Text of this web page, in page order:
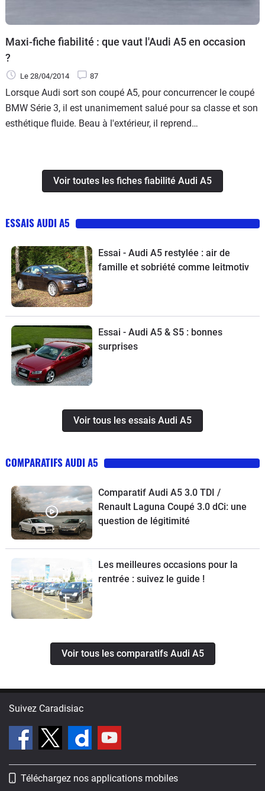
Maxi-fiche fiabilité : que vaut l'Audi A5 en occasion
?
Le 28/04/2014 87
Lorsque Audi sort son coupé A5, pour concurrencer le coupé
BMW Série 3, il est unanimement salué pour sa classe et son
esthétique fluide. Beau à l'extérieur, il reprend
bien finie et ergonomique mais certains propriétaires
auraient voulu plus d'exclusivité… Le coupé propose en tout
élégant cabriolet satisfait les amateurs. Belle qualité de
fabrication, donc, finition sérieuse, grand coffre et quatre
vraies places sont des atouts non négligeables. Les prix
élevés en occasion, une accessibilité arrière difficile et
quelques soucis de fiabilité font partie de ce qui pourra faire
réfléchir. Il faut se montrer vigilant lors d'un achat, que nous
ne vous déconseillons toutefois pas, les modèles étant petit
à petit "mis à niveau".
Voir toutes les fiches fiabilité Audi A5
ESSAIS AUDI A5
Essai - Audi A5 restylée : air de
famille et sobriété comme leitmotiv
Essai - Audi A5 & S5 : bonnes
surprises
Voir tous les essais Audi A5
COMPARATIFS AUDI A5
Comparatif Audi A5 3.0 TDI /
Renault Laguna Coupé 3.0 dCi: une
question de légitimité
Les meilleures occasions pour la
rentrée : suivez le guide !
Voir tous les comparatifs Audi A5
Suivez Caradisiac
Téléchargez nos applications mobiles